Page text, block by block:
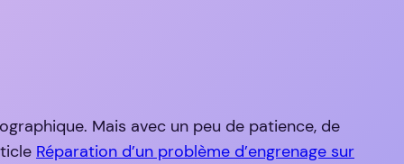
Mais avec un peu de patience, de
Réparation d’un problème d’engrenage sur